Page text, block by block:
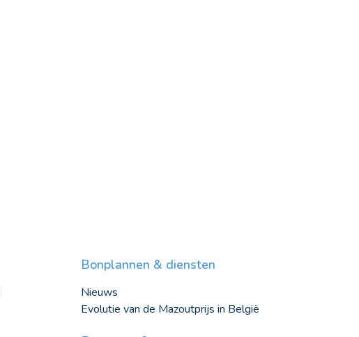
Bonplannen & diensten
Nieuws
Evolutie van de Mazoutprijs in België